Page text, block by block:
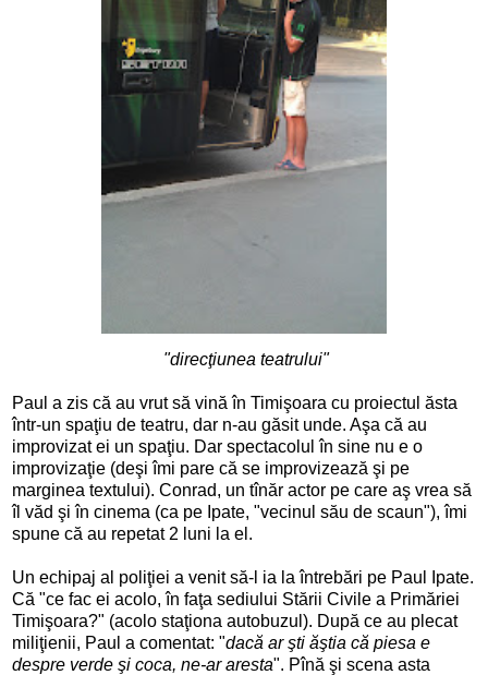
"direcţiunea teatrului"
Paul a zis că au vrut să vină în Timişoara cu proiectul ăsta
într-un spaţiu de teatru, dar n-au găsit unde. Aşa că au
improvizat ei un spaţiu. Dar spectacolul în sine nu e o
improvizaţie (deşi îmi pare că se improvizează şi pe
marginea textului). Conrad, un tînăr actor pe care aş vrea să
îl văd şi în cinema (ca pe Ipate, "vecinul său de scaun"), îmi
spune că au repetat 2 luni la el.
Un echipaj al poliţiei a venit să-l ia la întrebări pe Paul Ipate.
Că "ce fac ei acolo, în faţa sediului Stării Civile a Primăriei
Timişoara?" (acolo staţiona autobuzul). După ce au plecat
miliţienii, Paul a comentat: "dacă ar şti ăştia că piesa e
despre verde şi coca, ne-ar aresta". Pînă şi scena asta